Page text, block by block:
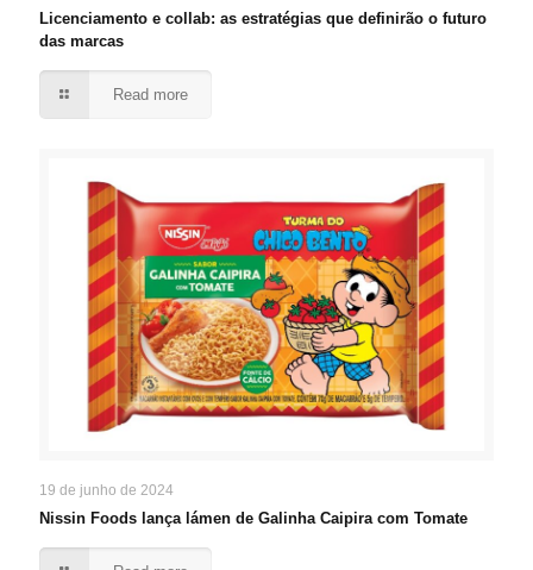
Licenciamento e collab: as estratégias que definirão o futuro
das marcas
Read more
19 de junho de 2024
Nissin Foods lança lámen de Galinha Caipira com Tomate